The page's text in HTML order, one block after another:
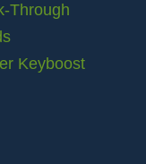
Through
Keyboost